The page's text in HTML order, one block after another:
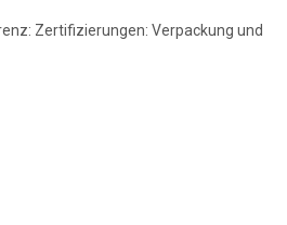
Zertifizierungen: Verpackung und